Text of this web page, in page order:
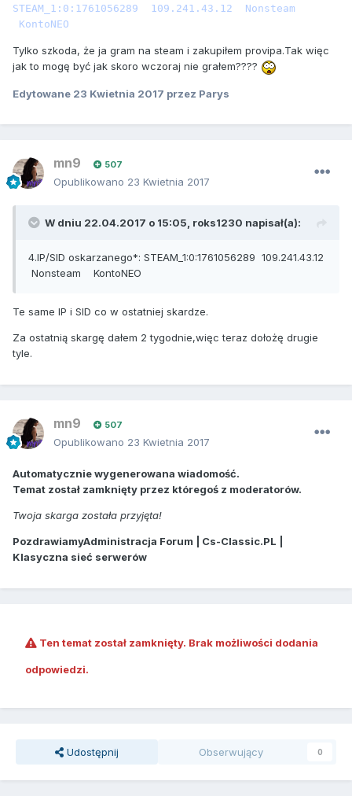
STEAM_1:0:1761056289  109.241.43.12  Nonsteam
KontoNEO
Tylko szkoda, że ja gram na steam i zakupiłem provipa.Tak więc
jak to mogę być jak skoro wczoraj nie grałem????
Edytowane 23 Kwietnia 2017 przez Parys
mn9 507
Opublikowano 23 Kwietnia 2017
W dniu 22.04.2017 o 15:05, roks1230 napisał(a):
4.IP/SID oskarzanego*: STEAM_1:0:1761056289 109.241.43.12
Nonsteam KontoNEO
Te same IP i SID co w ostatniej skardze.
Za ostatnią skargę dałem 2 tygodnie,więc teraz dołożę drugie
tyle.
mn9 507
Opublikowano 23 Kwietnia 2017
Automatycznie wygenerowana wiadomość.
Temat został zamknięty przez któregoś z moderatorów.
Twoja skarga została przyjęta!
PozdrawiamyAdministracja Forum | Cs-Classic.PL |
Klasyczna sieć serwerów
Ten temat został zamknięty. Brak możliwości dodania
odpowiedzi.
Udostępnij Obserwujący 0